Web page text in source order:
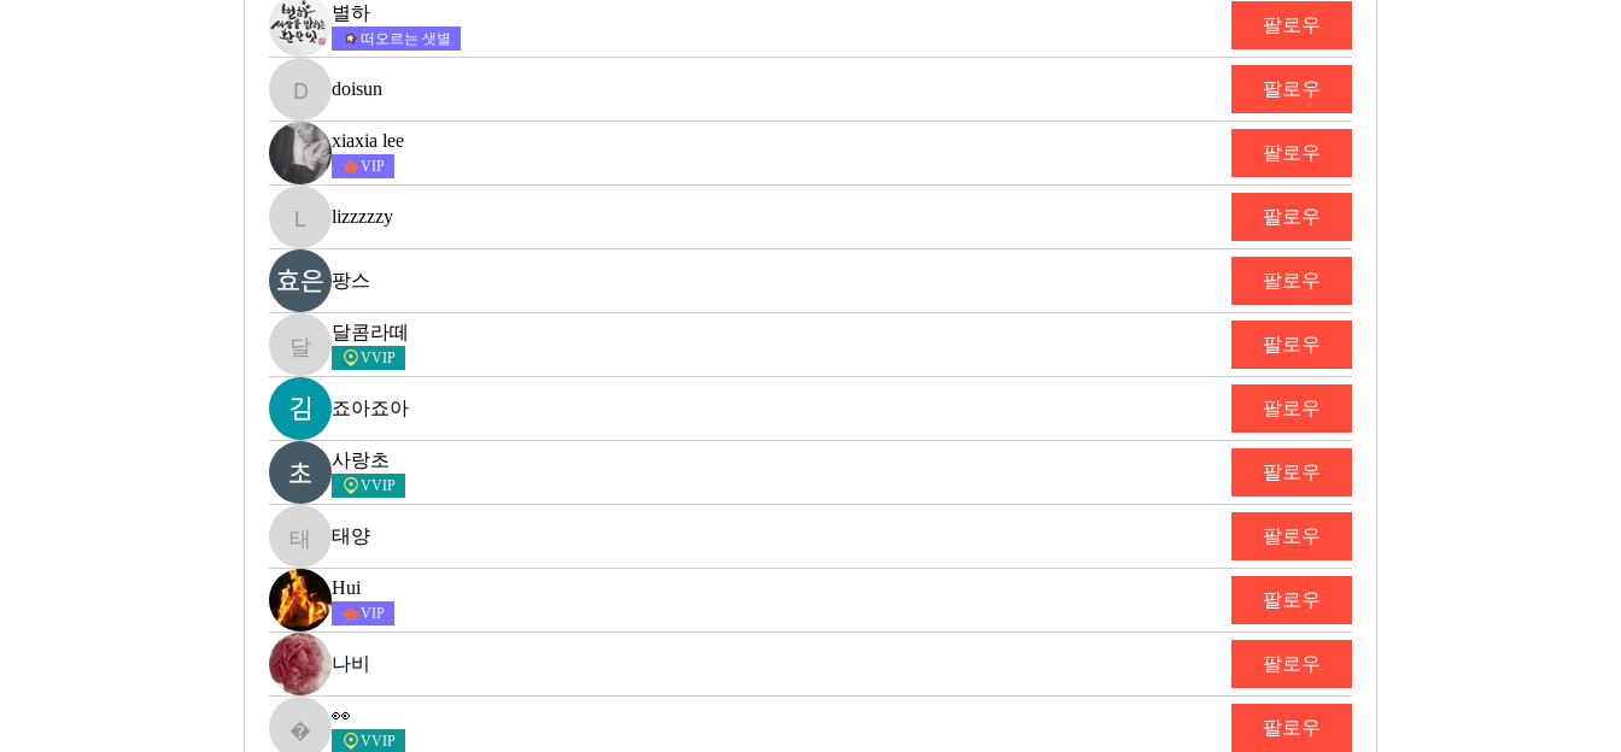
별하
떠오르는 샛별
팔로우
doisun
doisun 팔로우
xiaxia lee
VIP
팔로우
lizzzzzy
lizzzzzy 팔로우
팡스 팔로우
달콤라떼
달콤라떼
VVIP
팔로우
죠아죠아 팔로우
사랑초
VVIP
팔로우
태양
태양 팔로우
Hui
VIP
팔로우
나비 팔로우
👀
👀
VVIP
팔로우